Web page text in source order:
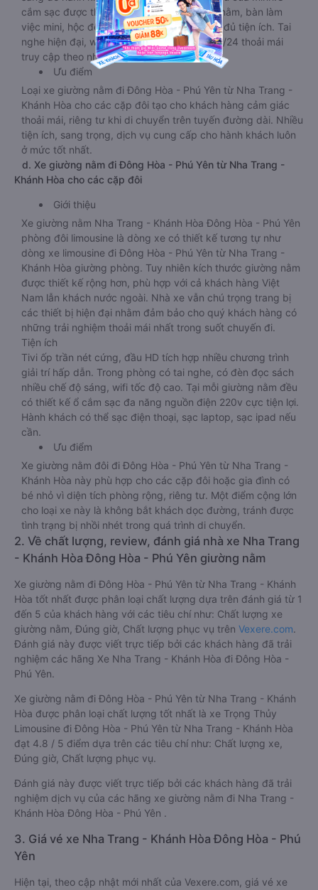
cắm sạc được thiết kế ngay bên cạnh chỗ nằm, bàn làm
việc mini, hộc để cốc chén, nước uống đầy đủ tiện ích. Tai
nghe hiện đại, wifi tốc độ cao hoạt động 24/24 thoải mái
truy cập theo nhu cầu.
Ưu điểm
Loại xe giường nằm đi Đông Hòa - Phú Yên từ Nha Trang -
Khánh Hòa cho các cặp đôi tạo cho khách hàng cảm giác
thoải mái, riêng tư khi di chuyển trên tuyến đường dài. Nhiều
tiện ích, sang trọng, dịch vụ cung cấp cho hành khách luôn
ở mức tốt nhất.
d. Xe giường nằm đi Đông Hòa - Phú Yên từ Nha Trang -
Khánh Hòa cho các cặp đôi
Giới thiệu
Xe giường nằm Nha Trang - Khánh Hòa Đông Hòa - Phú Yên
phòng đôi limousine là dòng xe có thiết kế tương tự như
dòng xe limousine đi Đông Hòa - Phú Yên từ Nha Trang -
Khánh Hòa giường phòng. Tuy nhiên kích thước giường nằm
được thiết kế rộng hơn, phù hợp với cả khách hàng Việt
Nam lẫn khách nước ngoài. Nhà xe vẫn chú trọng trang bị
các thiết bị hiện đại nhằm đảm bảo cho quý khách hàng có
những trải nghiệm thoải mái nhất trong suốt chuyến đi.
Tiện ích
Tivi ốp trần nét cứng, đầu HD tích hợp nhiều chương trình
giải trí hấp dẫn. Trong phòng có tai nghe, có đèn đọc sách
nhiều chế độ sáng, wifi tốc độ cao. Tại mỗi giường nằm đều
có thiết kế ổ cắm sạc đa năng nguồn điện 220v cực tiện lợi.
Hành khách có thể sạc điện thoại, sạc laptop, sạc ipad nếu
cần.
Ưu điểm
Xe giường nằm đôi đi Đông Hòa - Phú Yên từ Nha Trang -
Khánh Hòa này phù hợp cho các cặp đôi hoặc gia đình có
bé nhỏ vì diện tích phòng rộng, riêng tư. Một điểm cộng lớn
cho loại xe này là không bắt khách dọc đường, tránh được
tình trạng bị nhồi nhét trong quá trình di chuyển.
2. Về chất lượng, review, đánh giá nhà xe Nha Trang
- Khánh Hòa Đông Hòa - Phú Yên giường nằm
Xe giường nằm đi Đông Hòa - Phú Yên từ Nha Trang - Khánh
Hòa tốt nhất được phân loại chất lượng dựa trên đánh giá từ 1
đến 5 của khách hàng với các tiêu chí như: Chất lượng xe
giường nằm, Đúng giờ, Chất lượng phục vụ trên Vexere.com.
Đánh giá này được viết trực tiếp bởi các khách hàng đã trải
nghiệm các hãng Xe Nha Trang - Khánh Hòa đi Đông Hòa -
Phú Yên.
Xe giường nằm đi Đông Hòa - Phú Yên từ Nha Trang - Khánh
Hòa được phân loại chất lượng tốt nhất là xe Trọng Thủy
Limousine đi Đông Hòa - Phú Yên từ Nha Trang - Khánh Hòa
đạt 4.8 / 5 điểm dựa trên các tiêu chí như: Chất lượng xe,
Đúng giờ, Chất lượng phục vụ.
Đánh giá này được viết trực tiếp bởi các khách hàng đã trải
nghiệm dịch vụ của các hãng xe giường nằm đi Nha Trang -
Khánh Hòa Đông Hòa - Phú Yên .
3. Giá vé xe Nha Trang - Khánh Hòa Đông Hòa - Phú
Yên
Hiện tại, theo cập nhật mới nhất của Vexere.com, giá vé xe